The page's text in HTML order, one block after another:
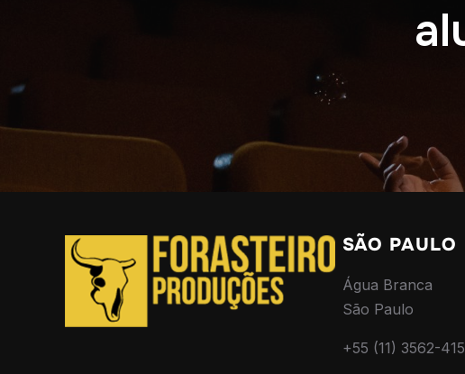
SÃO PAULO
Água Branca
São Paulo
+55 (11) 3562-